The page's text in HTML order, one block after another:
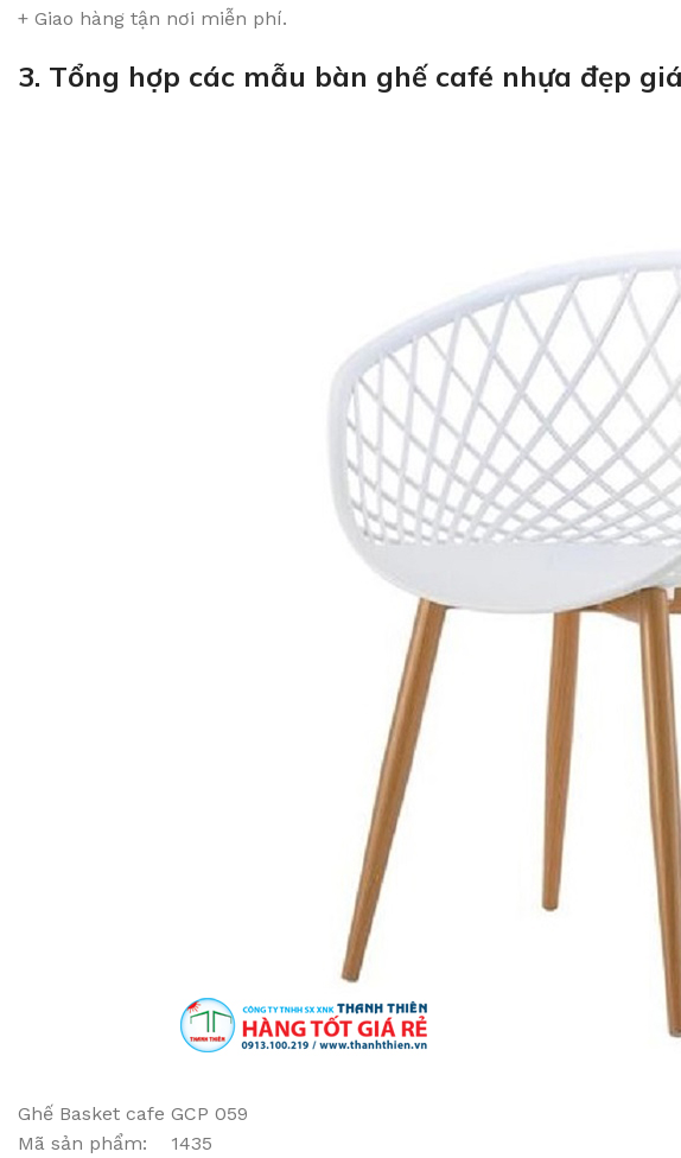
+ Giao hàng tận nơi miễn phí.
3. Tổng hợp các mẫu bàn ghế café nhựa đẹp
Ghế Basket cafe GCP 059
Mã sản phẩm: 1435